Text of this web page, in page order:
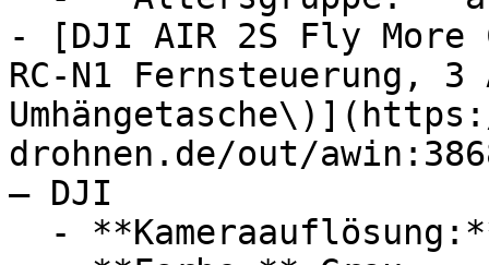
- [DJI AIR 2S Fly More
RC-N1 Fernsteuerung,
drohnen.de/out/
— DJI